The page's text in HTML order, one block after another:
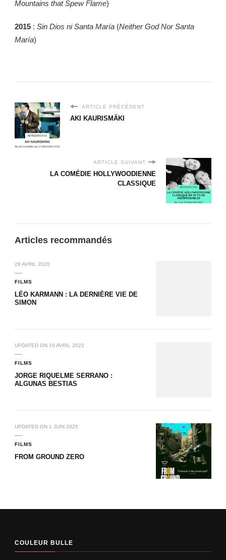
Mountains that Spew Flame)
2015 : Sin Dios ni Santa María (Neither God Nor Santa
María)
ARTICLE PRÉCÉDENT
AKI KAURISMÄKI
ARTICLE SUIVANT
LA COMÉDIE HOLLYWOODIENNE
CLASSIQUE
Articles recommandés
28 AVRIL 2020
FILMS
LÉO KARMANN : LA DERNIÈRE VIE DE
SIMON
UPDATED ON 19 AVRIL 2022
FILMS
JORGE RIQUELME SERRANO :
ALGUNAS BESTIAS
UPDATED ON 1 JUIN 2025
FILMS
FROM GROUND ZERO
COULEUR BULLE